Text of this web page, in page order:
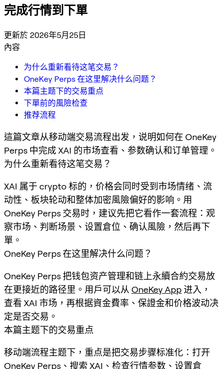
完成行情到下單
更新於 2026年5月25日
內容
为什么重新看待这笔交易？
OneKey Perps 在这里解决什么问题？
本篇主题下的交易重点
下單前的風險检查
推荐流程
這篇文章从移动端交易流程出发，说明如何在 OneKey
Perps 中完成 XAI 的市场查看、参数确认和订单管理。
为什么重新看待这笔交易？
XAI 属于 crypto 标的，价格会同时受到市场情绪、流
动性、板块轮动和整体加密風險偏好的影响。用
OneKey Perps 交易时，建议先把它看作一套流程：观
察市场、判断场景、设置倉位、确认風險，然后再下
單。
OneKey Perps 在这里解决什么问题？
OneKey Perps 把钱包资产管理和链上永續合約交易放
在更接近的路径里。用戶可以从 OneKey App进入，
查看 XAI 市场，再根据資金費率、保證金和价格波动决
定是否交易。
本篇主题下的交易重点
移动端流程主题下，重点是把交易步骤标准化：打开
OneKey Perps、搜索 XAI、检查行情参数、设置倉